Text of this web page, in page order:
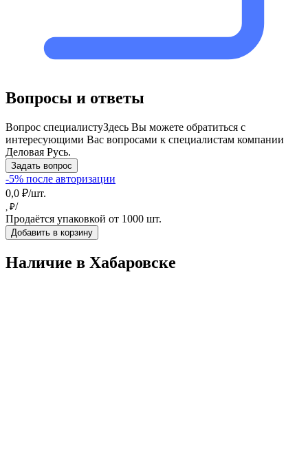
Вопросы и ответы
Вопрос специалистуЗдесь Вы можете обратиться с
интересующими Вас вопросами к специалистам компании
Деловая Русь.
Задать вопрос
-5% после авторизации
0,0 ₽/шт.
, ₽/
Продаётся упаковкой от 1000 шт.
Добавить в корзину
Наличие в Хабаровскe